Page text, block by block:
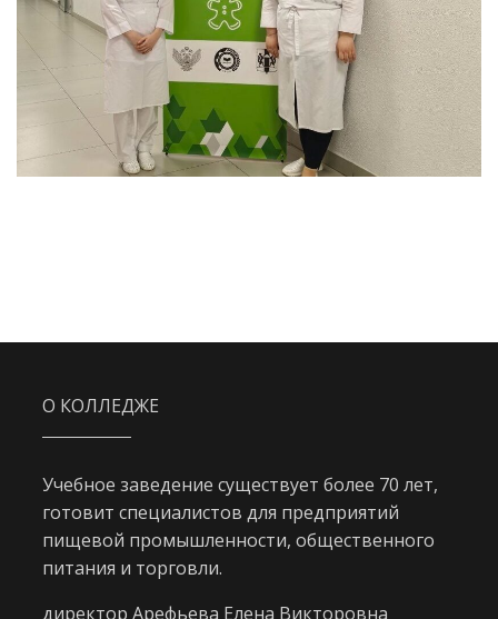
О КОЛЛЕДЖЕ
Учебное заведение существует более 70 лет,
готовит специалистов для предприятий
пищевой промышленности, общественного
питания и торговли.
директор Арефьева Елена Викторовна